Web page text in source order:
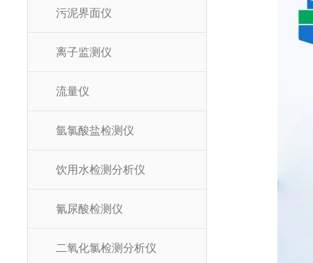
污泥界面仪
离子监测仪
流量仪
氩氯酸盐检测仪
饮用水检测分析仪
氰尿酸检测仪
二氧化氯检测分析仪